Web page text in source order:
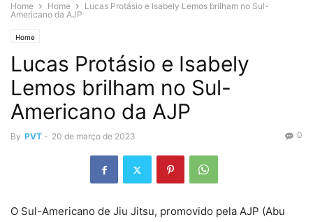
Home Home
Lucas Protásio e Isabely Lemos brilham no Sul-
Americano da AJP
Home
Lucas Protásio e Isabely
Lemos brilham no Sul-
Americano da AJP
By PVT - 20 de março de 2023 0
O Sul-Americano de Jiu Jitsu, promovido pela AJP (Abu